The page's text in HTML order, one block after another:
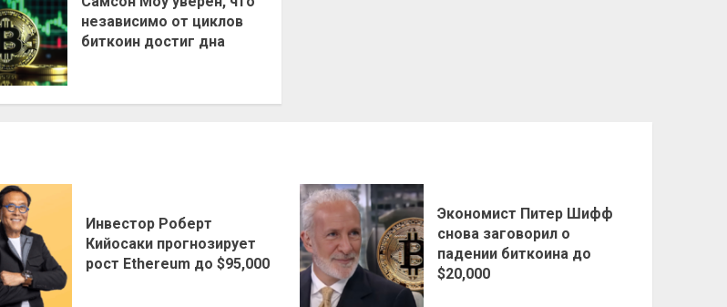
независимо от циклов
биткоин достиг дна
Инвестор Роберт
Кийосаки прогнозирует
рост Ethereum до $95,000
Экономист Питер Шифф
снова заговорил о
падении биткоина до
$20,000